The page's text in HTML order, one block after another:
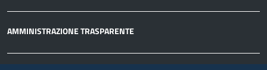
AMMINISTRAZIONE TRASPARENTE